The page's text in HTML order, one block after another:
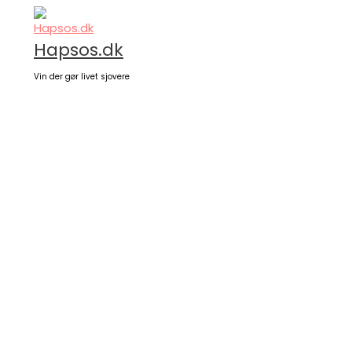
indholdet
Hapsos.dk
Vin der gør livet sjovere